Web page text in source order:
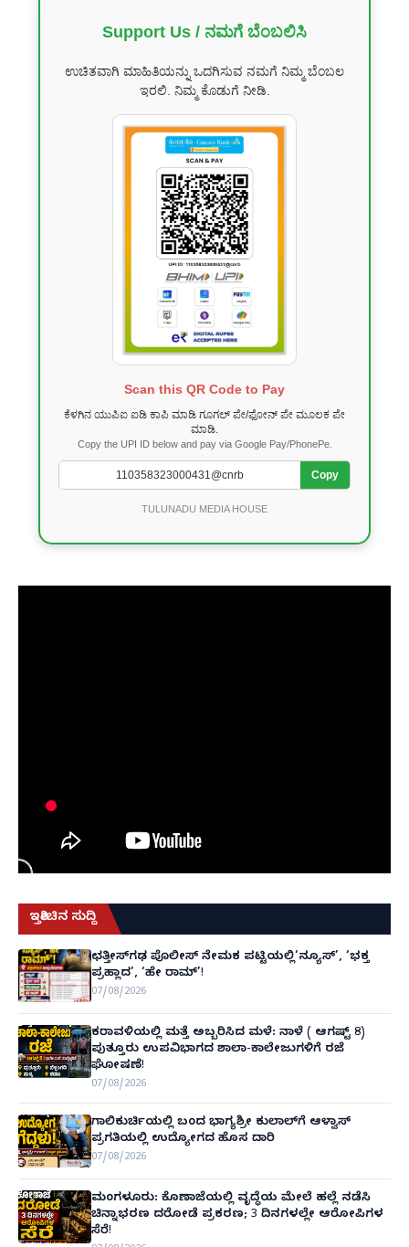
Support Us / ನಮಗೆ ಬೆಂಬಲಿಸಿ
ಉಚಿತವಾಗಿ ಮಾಹಿತಿಯನ್ನು ಒದಗಿಸುವ ನಮಗೆ ನಿಮ್ಮ ಬೆಂಬಲ
ಇರಲಿ. ನಿಮ್ಮ ಕೊಡುಗೆ ನೀಡಿ.
Scan this QR Code to Pay
ಕೆಳಗಿನ ಯುಪಿಐ ಐಡಿ ಕಾಪಿ ಮಾಡಿ ಗೂಗಲ್ ಪೇ/ಫೋನ್ ಪೇ ಮೂಲಕ ಪೇ
ಮಾಡಿ.
Copy the UPI ID below and pay via Google Pay/PhonePe.
Copy
TULUNADU MEDIA HOUSE
ಇತ್ತೀಚಿನ ಸುದ್ದಿ
ಛತ್ತೀಸ್‌ಗಢ ಪೊಲೀಸ್ ನೇಮಕ ಪಟ್ಟಿಯಲ್ಲಿ‘ನ್ಯೂಸ್’, ‘ಭಕ್ತ
ಪ್ರಹ್ಲಾದ’, ‘ಹೇ ರಾಮ್’!
07/08/2026
ಕರಾವಳಿಯಲ್ಲಿ ಮತ್ತೆ ಅಬ್ಬರಿಸಿದ ಮಳೆ: ನಾಳೆ ( ಆಗಷ್ಟ್ 8)
ಪುತ್ತೂರು ಉಪವಿಭಾಗದ ಶಾಲಾ-ಕಾಲೇಜುಗಳಿಗೆ ರಜೆ
ಘೋಷಣೆ!
07/08/2026
ಗಾಲಿಕುರ್ಚಿಯಲ್ಲಿ ಬಂದ ಭಾಗ್ಯಶ್ರೀ ಕುಲಾಲ್‌ಗೆ ಆಳ್ವಾಸ್
ಪ್ರಗತಿಯಲ್ಲಿ ಉದ್ಯೋಗದ ಹೊಸ ದಾರಿ
07/08/2026
ಮಂಗಳೂರು: ಕೊಣಾಜೆಯಲ್ಲಿ ವೃದ್ಧೆಯ ಮೇಲೆ ಹಲ್ಲೆ ನಡೆಸಿ
ಚಿನ್ನಾಭರಣ ದರೋಡೆ ಪ್ರಕರಣ; 3 ದಿನಗಳಲ್ಲೇ ಆರೋಪಿಗಳ
ಸೆರೆ!